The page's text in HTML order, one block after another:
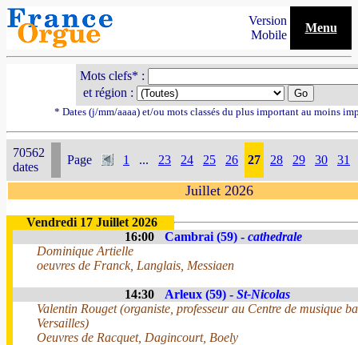
Version
Mobile
Menu
Mots clefs* :
et région :
* Dates (j/mm/aaaa) et/ou mots classés du plus important au moins
70562
dates
Page 1 ... 23 24 25 26 27 28 29 30 31
Juillet 2026
Vendredi 17 Juillet 2026
16:00
Cambrai (59) - cathedrale
Dominique Artielle
oeuvres de Franck, Langlais, Messiaen
14:30 Arleux (59) - St-Nicolas
Valentin Rouget (organiste, professeur au Centre de musique
Versailles)
Oeuvres de Racquet, Dagincourt, Boely